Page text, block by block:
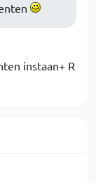
instaan+ R